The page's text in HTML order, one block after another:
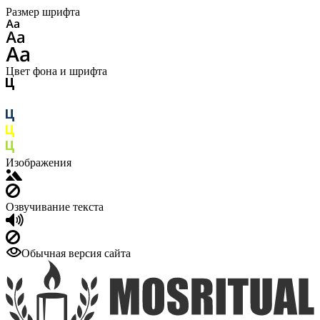
Размер шрифта
Цвет фона и шрифта
Изображения
Озвучивание текста
Обычная версия сайта